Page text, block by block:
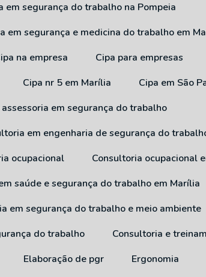
em segurança do trabalho na Pompeia
em segurança e medicina do trabalho em
Cipa na empresa Cipa para empresas
Cipa nr 5 em Marília Cipa em São
assessoria em segurança do trabalho
em engenharia de segurança do
ocupacional
Consultoria ocupacional
em saúde e segurança do trabalho em Marília
em segurança do trabalho e meio ambiente
do trabalho
Consultoria e
Elaboração de pgr Ergonomia